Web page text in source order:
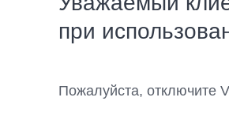
при
Пожалуйста, отключите